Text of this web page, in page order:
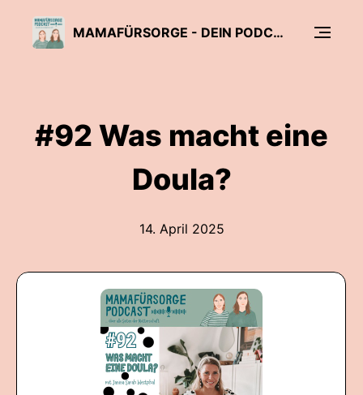
MAMAFÜRSORGE - DEIN PODCAST FÜR ALLE SEITEN DER MUTTERSCHAFT
#92 Was macht eine
Doula?
14. April 2025